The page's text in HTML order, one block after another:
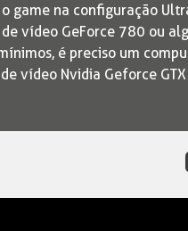
game na configuração
vídeo GeForce 780 ou
é preciso um
vídeo Nvidia Geforce